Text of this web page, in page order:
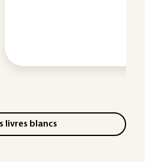
livres blancs